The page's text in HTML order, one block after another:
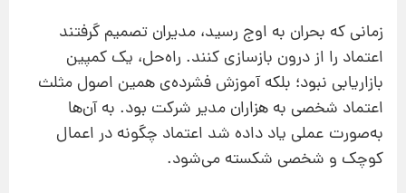
زمانی که بحران به اوج رسید، مدیران تصمیم گرفتند
اعتماد را از درون بازسازی کنند. راه‌حل، یک کمپین
بازاریابی نبود؛ بلکه آموزش فشرده‌ی همین اصول مثلث
اعتماد شخصی به هزاران مدیر شرکت بود. به آن‌ها
به‌صورت عملی یاد داده شد اعتماد چگونه در اعمال
کوچک و شخصی شکسته می‌شود.